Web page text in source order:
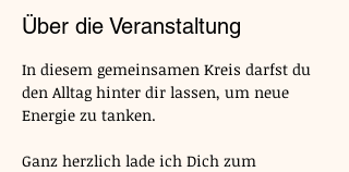
Über die Veranstaltung
In diesem gemeinsamen Kreis darfst du
den Alltag hinter dir lassen, um neue
Energie zu tanken.
Ganz herzlich lade ich Dich zum